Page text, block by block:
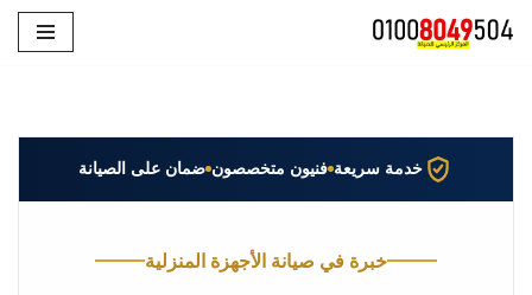
خدمة سريعة فنيون متخصصون ضمان على الصيانة
خبرة في صيانة الأجهزة المنزلية